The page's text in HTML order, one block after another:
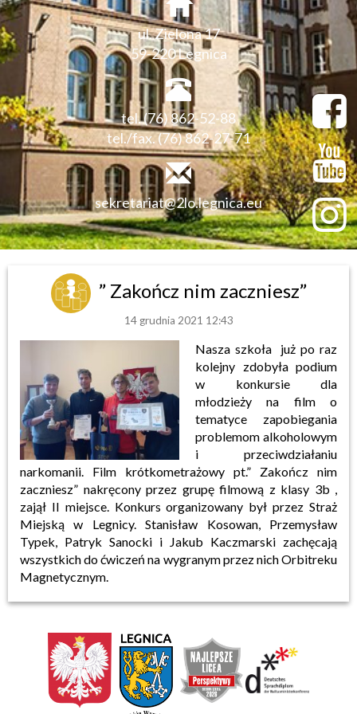
ul. Zielona 17
59-220 Legnica
tel. (76) 862-52-88
tel./fax. (76) 862-27-71
sekretariat@2lo.legnica.eu
” Zakończ nim zaczniesz”
14 grudnia 2021 12:43
Nasza szkoła już po raz
kolejny zdobyła podium
w konkursie dla
młodzieży na film o
tematyce zapobiegania
problemom alkoholowym
i przeciwdziałaniu
narkomanii. Film krótkometrażowy pt.” Zakończ nim
zaczniesz” nakręcony przez grupę filmową z klasy 3b ,
zajął II miejsce. Konkurs organizowany był przez Straż
Miejską w Legnicy. Stanisław Kosowan, Przemysław
Typek, Patryk Sanocki i Jakub Kaczmarski zachęcają
wszystkich do ćwiczeń na wygranym przez nich Orbitreku
Magnetycznym.